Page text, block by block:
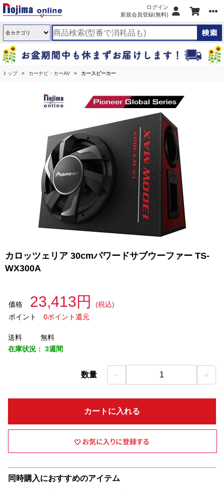
ログイン
新規会員登録(無料)
トップ カーナビ・カーAV カースピーカー
カロッツェリア 30cmパワードサブウーファー TS-
WX300A
価格 23,413円
(税込)
ポイント
0ポイント還元
送料
無料
在庫状況： 3週間
数量 － 1 ＋
カートに入れる
同時購入におすすめのアイテム